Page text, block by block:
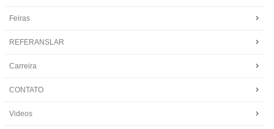
Feiras
REFERANSLAR
Carreira
CONTATO
Videos